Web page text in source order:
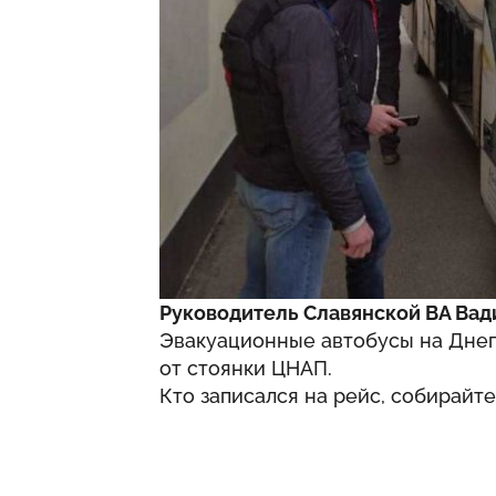
Руководитель Славянской ВА
Эвакуационные автобусы на
от стоянки ЦНАП.
Кто записался на рейс,